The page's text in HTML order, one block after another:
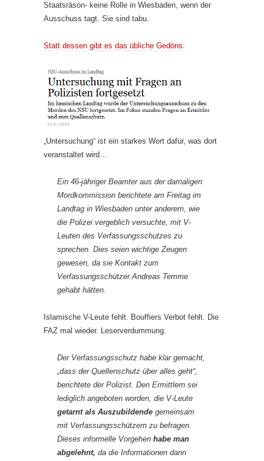
Staatsräson- keine Rolle in Wiesbaden, wenn der
Ausschuss tagt. Sie sind tabu.
Statt dessen gibt es das übliche Gedöns:
„Untersuchung“ ist ein starkes Wort dafür, was dort
veranstaltet wird…
Ein 46-jähriger Beamter aus der damaligen
Mordkommission berichtete am Freitag im
Landtag in Wiesbaden unter anderem, wie
die Polizei vergeblich versuchte, mit V-
Leuten des Verfassungsschutzes zu
sprechen. Dies seien wichtige Zeugen
gewesen, da sie Kontakt zum
Verfassungsschützer Andreas Temme
gehabt hätten.
Islamische V-Leute fehlt. Bouffiers Verbot fehlt. Die
FAZ mal wieder. Leserverdummung.
Der Verfassungsschutz habe klar gemacht,
„dass der Quellenschutz über alles geht“,
berichtete der Polizist. Den Ermittlern sei
lediglich angeboten worden, die V-Leute
getarnt als Auszubildende gemeinsam
mit Verfassungsschützern zu befragen.
Dieses informelle Vorgehen habe man
abgelehnt, da die Informationen dann